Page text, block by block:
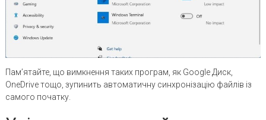
Пам’ятайте, що вимкнення таких програм, як Google Диск,
OneDrive тощо, зупинить автоматичну синхронізацію файлів із
самого початку.